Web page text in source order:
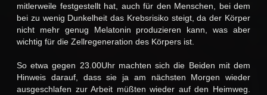
mitlerweile festgestellt hat, auch für den Menschen, bei dem
bei zu wenig Dunkelheit das Krebsrisiko steigt, da der Körper
nicht mehr genug Melatonin produzieren kann, was aber
wichtig für die Zellregeneration des Körpers ist.
So etwa gegen 23.00Uhr machten sich die Beiden mit dem
Hinweis darauf, dass sie ja am nächsten Morgen wieder
ausgeschlafen zur Arbeit müßten wieder auf den Heimweg.